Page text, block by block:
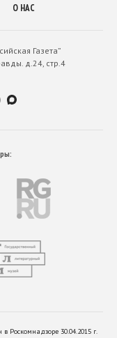
О НАС
Газета”
д.24, стр.4
Роскомнадзоре 30.04.2015 г.